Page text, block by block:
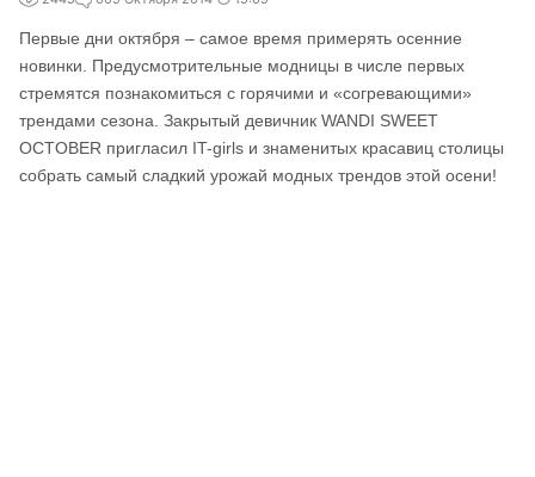
Первые дни октября – самое время примерять осенние
новинки. Предусмотрительные модницы в числе первых
стремятся познакомиться с горячими и «согревающими»
трендами сезона. Закрытый девичник WANDI SWEET
OCTOBER пригласил IT-girls и знаменитых красавиц столицы
собрать самый сладкий урожай модных трендов этой осени!